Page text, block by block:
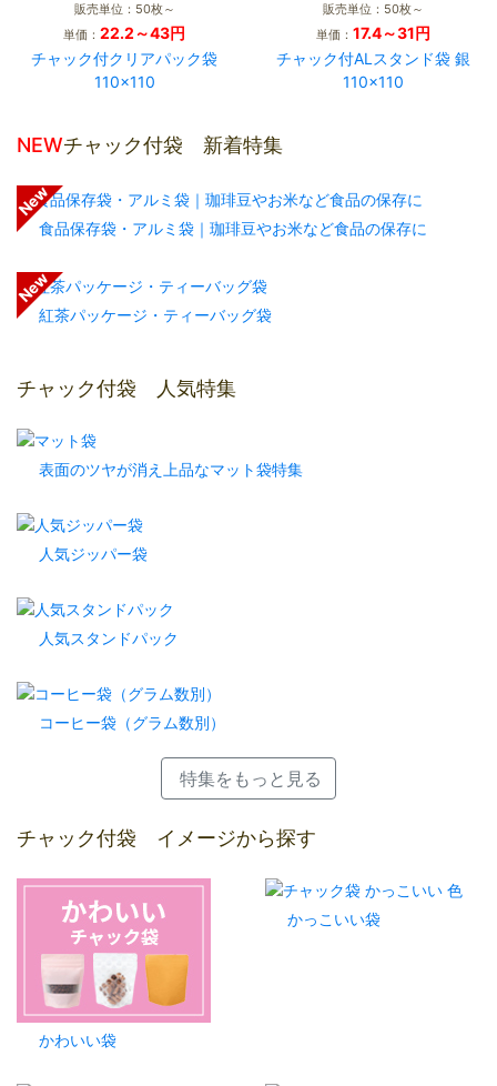
販売単位：50枚～
単価： 22.2～43円
チャック付クリアパック袋
110×110
販売単位：50枚～
単価： 17.4～31円
チャック付ALスタンド袋 銀
110×110
NEWチャック付袋 新着特集
食品保存袋・アルミ袋｜珈琲豆やお米など食品の保存に
紅茶パッケージ・ティーバッグ袋
チャック付袋 人気特集
表面のツヤが消え上品なマット袋特集
人気ジッパー袋
人気スタンドパック
コーヒー袋（グラム数別）
特集をもっと見る
チャック付袋 イメージから探す
かわいい袋
かっこいい袋